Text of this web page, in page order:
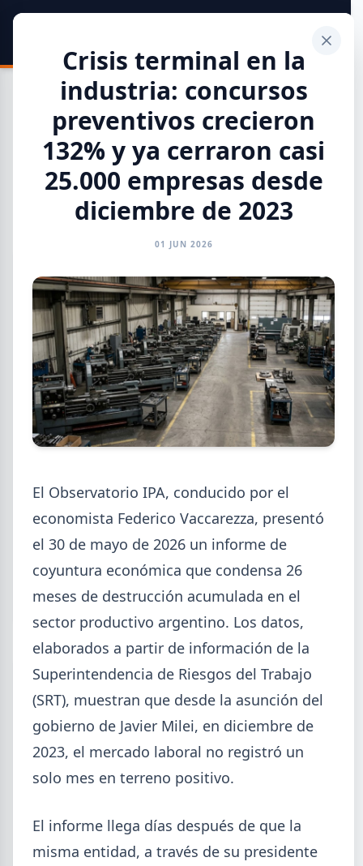
Toda la Información
INFORMES CAMARAS REFERENTES
Cheques rechazados en alza: la
cadena de pagos metalúrgica
muestra signos de estrés
Junio fue el tercer peor mes en cheques rechazados
en casi seis años. El caso Metalfor expone la tensión
que crece en la cadena de pagos metalúrgica.
Crisis terminal en la
industria: concursos
preventivos crecieron
132% y ya cerraron casi
25.000 empresas desde
diciembre de 2023
01 JUN 2026
El Observatorio IPA, conducido por el
economista Federico Vaccarezza, presentó
el 30 de mayo de 2026 un informe de
coyuntura económica que condensa 26
meses de destrucción acumulada en el
sector productivo argentino. Los datos,
elaborados a partir de información de la
Superintendencia de Riesgos del Trabajo
(SRT), muestran que desde la asunción del
gobierno de Javier Milei, en diciembre de
2023, el mercado laboral no registró un
solo mes en terreno positivo.
El informe llega días después de que la
misma entidad, a través de su presidente